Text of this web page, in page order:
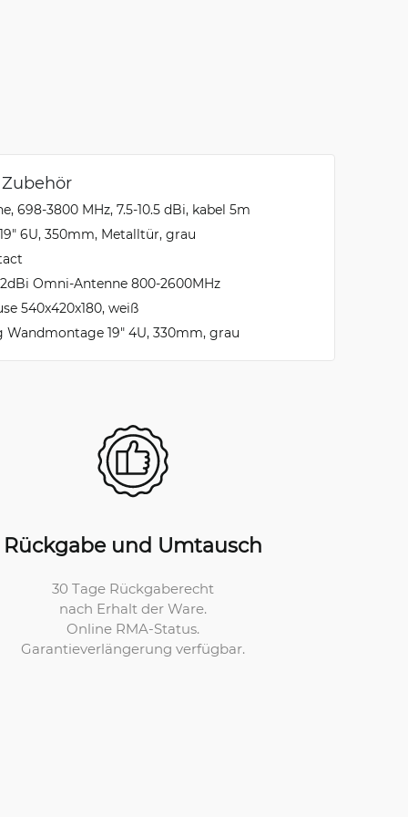
698-3800 MHz, 7.5-10.5 dBi, kabel 5m
6U, 350mm, Metalltür, grau
Omni-Antenne 800-2600MHz
540x420x180, weiß
Wandmontage 19" 4U, 330mm, grau
Rückgabe und Umtausch
30 Tage Rückgaberecht
nach Erhalt der Ware.
Online RMA-Status.
Garantieverlängerung verfügbar.